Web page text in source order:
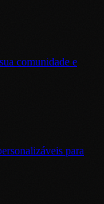
comunidade e
para